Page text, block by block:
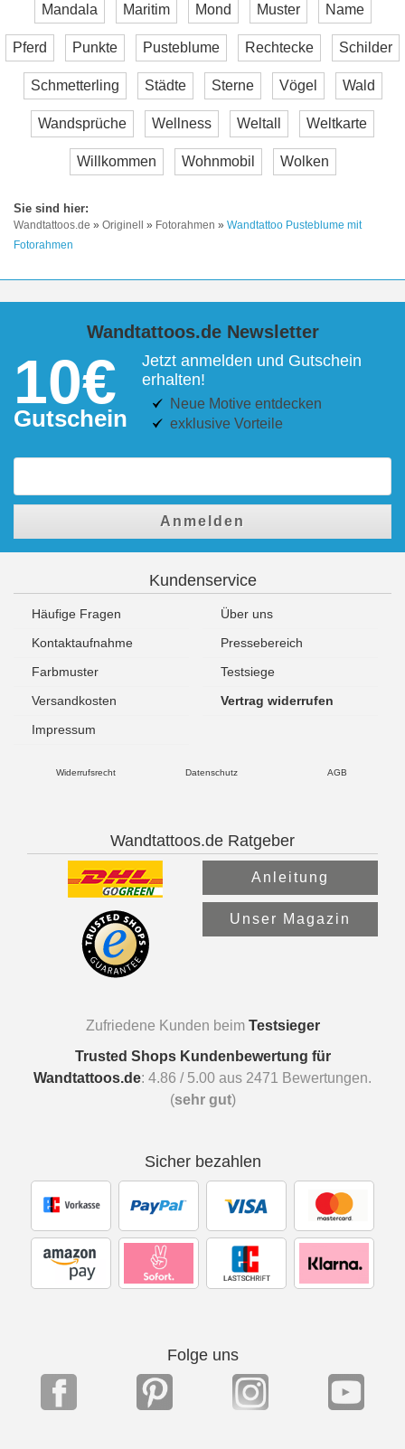
Mandala Maritim Mond Muster Name
Pferd Punkte Pusteblume Rechtecke Schilder
Schmetterling Städte Sterne Vögel Wald
Wandsprüche Wellness Weltall Weltkarte
Willkommen Wohnmobil Wolken
Wandtattoos.de » Originell » Fotorahmen » Wandtattoo Pusteblume mit
Fotorahmen
Wandtattoos.de Newsletter
10€
Gutschein
Jetzt anmelden und Gutschein
erhalten!
Neue Motive entdecken
exklusive Vorteile
Anmelden
Kundenservice
Häufige Fragen
Über uns
Kontaktaufnahme
Pressebereich
Farbmuster
Testsiege
Versandkosten
Vertrag widerrufen
Impressum
Widerrufsrecht Datenschutz AGB
Wandtattoos.de Ratgeber
Anleitung
Unser Magazin
Zufriedene Kunden beim Testsieger
Trusted Shops Kundenbewertung für
Wandtattoos.de: 4.86 / 5.00 aus 2471
Bewertungen.
(sehr gut)
Sicher bezahlen
Folge uns